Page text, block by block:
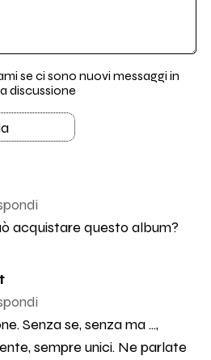
se ci sono nuovi messaggi in
discussione
acquistare questo album?
Senza se, senza ma ...,
sempre unici. Ne parlate